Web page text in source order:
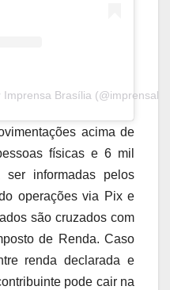
Brasília
acima de
físicas e 6 mil
informadas pelos
operações via Pix e
são cruzados com
de Renda. Caso
renda declarada e
pode cair na